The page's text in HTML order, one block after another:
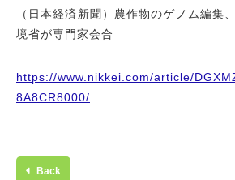
（日本経済新聞）農作物のゲノム編
境省が専門家会合
https://www.nikkei.com/article/
8A8CR8000/
Back